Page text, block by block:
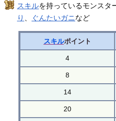
スキルを持っているモンスタ
り
ぐんたいガニなど
スキルポイント
4
8
14
20